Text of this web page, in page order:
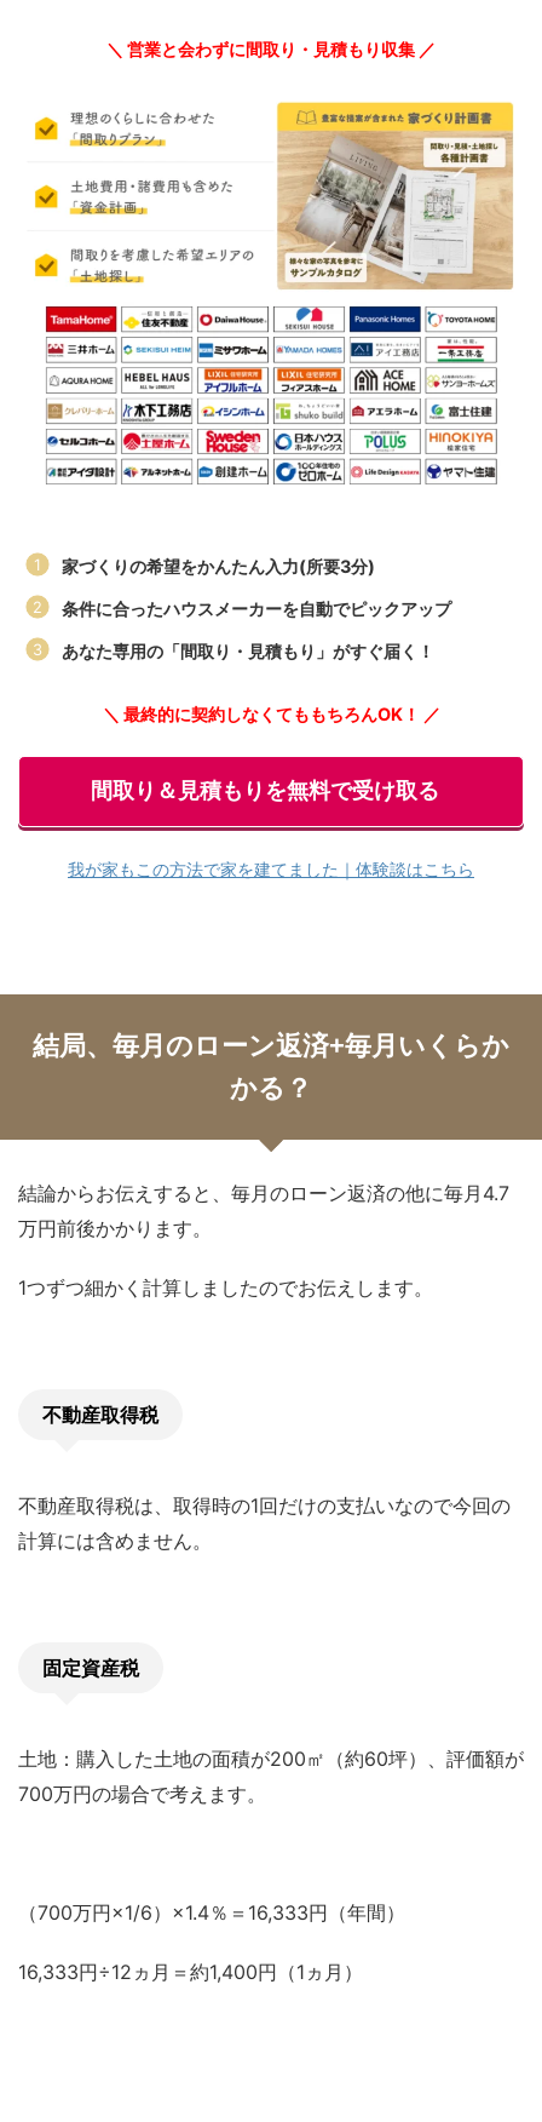
＼ 営業と会わずに間取り・見積もり収集 ／
家づくりの希望をかんたん入力(所要3分)
条件に合ったハウスメーカーを自動でピックアップ
あなた専用の「間取り・見積もり」がすぐ届く！
＼ 最終的に契約しなくてももちろんOK！ ／
間取り＆見積もりを無料で受け取る
我が家もこの方法で家を建てました｜体験談はこちら
結局、毎月のローン返済+毎月いくらか
かる？
結論からお伝えすると、毎月のローン返済の他に毎月4.7
万円前後かかります。
1つずつ細かく計算しましたのでお伝えします。
不動産取得税
不動産取得税は、取得時の1回だけの支払いなので今回の
計算には含めません。
固定資産税
土地：購入した土地の面積が200㎡（約60坪）、評価額が
700万円の場合で考えます。
（700万円×1/6）×1.4％＝16,333円（年間）
16,333円÷12ヵ月＝約1,400円（1ヵ月）